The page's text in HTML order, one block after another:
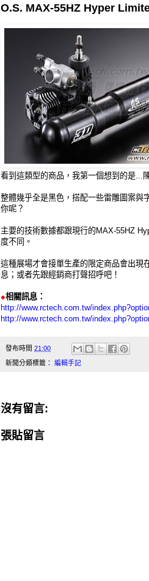
O.S. MAX-55HZ Hyper
看到這類型的商品，我第一個想到的是...
整體幾乎全是黑色，搭配一些雷雕圖案與
你呢？
主要的技術數據都跟現行的MAX-55HZ
度不同。
這種展場才會接單生產的限定商品會出現
息；或者先跟經銷商打聲招呼吧！
●相關訊息：
http://www.rctech.com.tw/
http://www.rctech.com.tw/
發布時間 21:00
新聞分類標籤： 編輯手記
沒有留言:
張貼留言